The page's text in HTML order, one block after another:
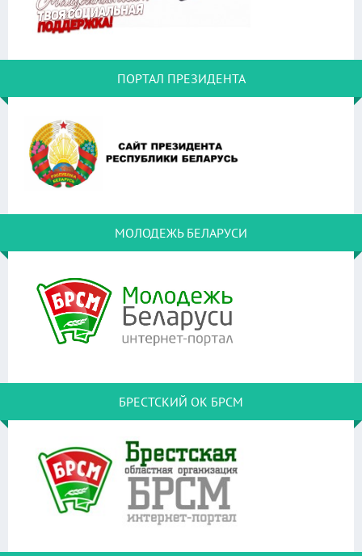
ПОРТАЛ ПРЕЗИДЕНТА
МОЛОДЕЖЬ БЕЛАРУСИ
БРЕСТСКИЙ ОК БРСМ